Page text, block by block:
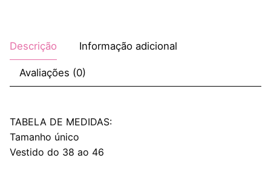
Descrição Informação adicional
Avaliações (0)
TABELA DE MEDIDAS:
Tamanho único
Vestido do 38 ao 46